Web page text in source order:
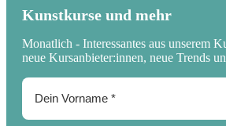
Kunstkurse und mehr
Monatlich - Interessantes aus unserem
neue Kursanbieter:innen, neue Trends